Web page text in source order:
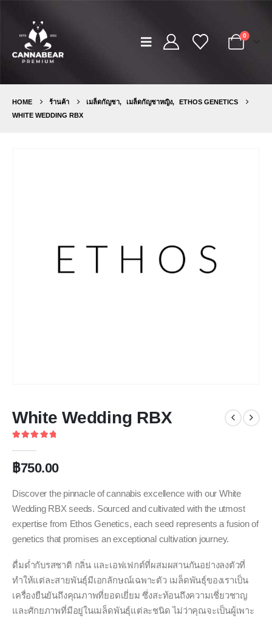
0
HOME ร้านค้า เมล็ดกัญชา, เมล็ดกัญชาหญิง,
ETHOS GENETICS
WHITE WEDDING RBX
White Wedding RBX
฿750.00
Discover the pinnacle of cannabis excellence with our White
Wedding RBX seeds. Sourced and cultivated with the utmost
expertise from Ethos Genetics, each seed represents a fusion of
genetics that promises an exceptional cultivation journey.
ดื่มด่ำกับรสชาติ กลิ่น และเอฟเฟกต์ที่ผสมผสานกันอย่างลงตัวที่
ทำให้แต่ละสายพันธุ์มีเอกลักษณ์เฉพาะตัว เมล็ดพันธุ์ของเราเป็น
เครื่องยืนยันถึงคุณภาพที่ยอดเยี่ยม ซึ่งสะท้อนถึงความเชี่ยวชาญ
และศักยภาพที่มีอยู่ในเมล็ดพันธุ์แต่ละชนิด ไม่ว่าคุณจะเป็นผู้เพาะ